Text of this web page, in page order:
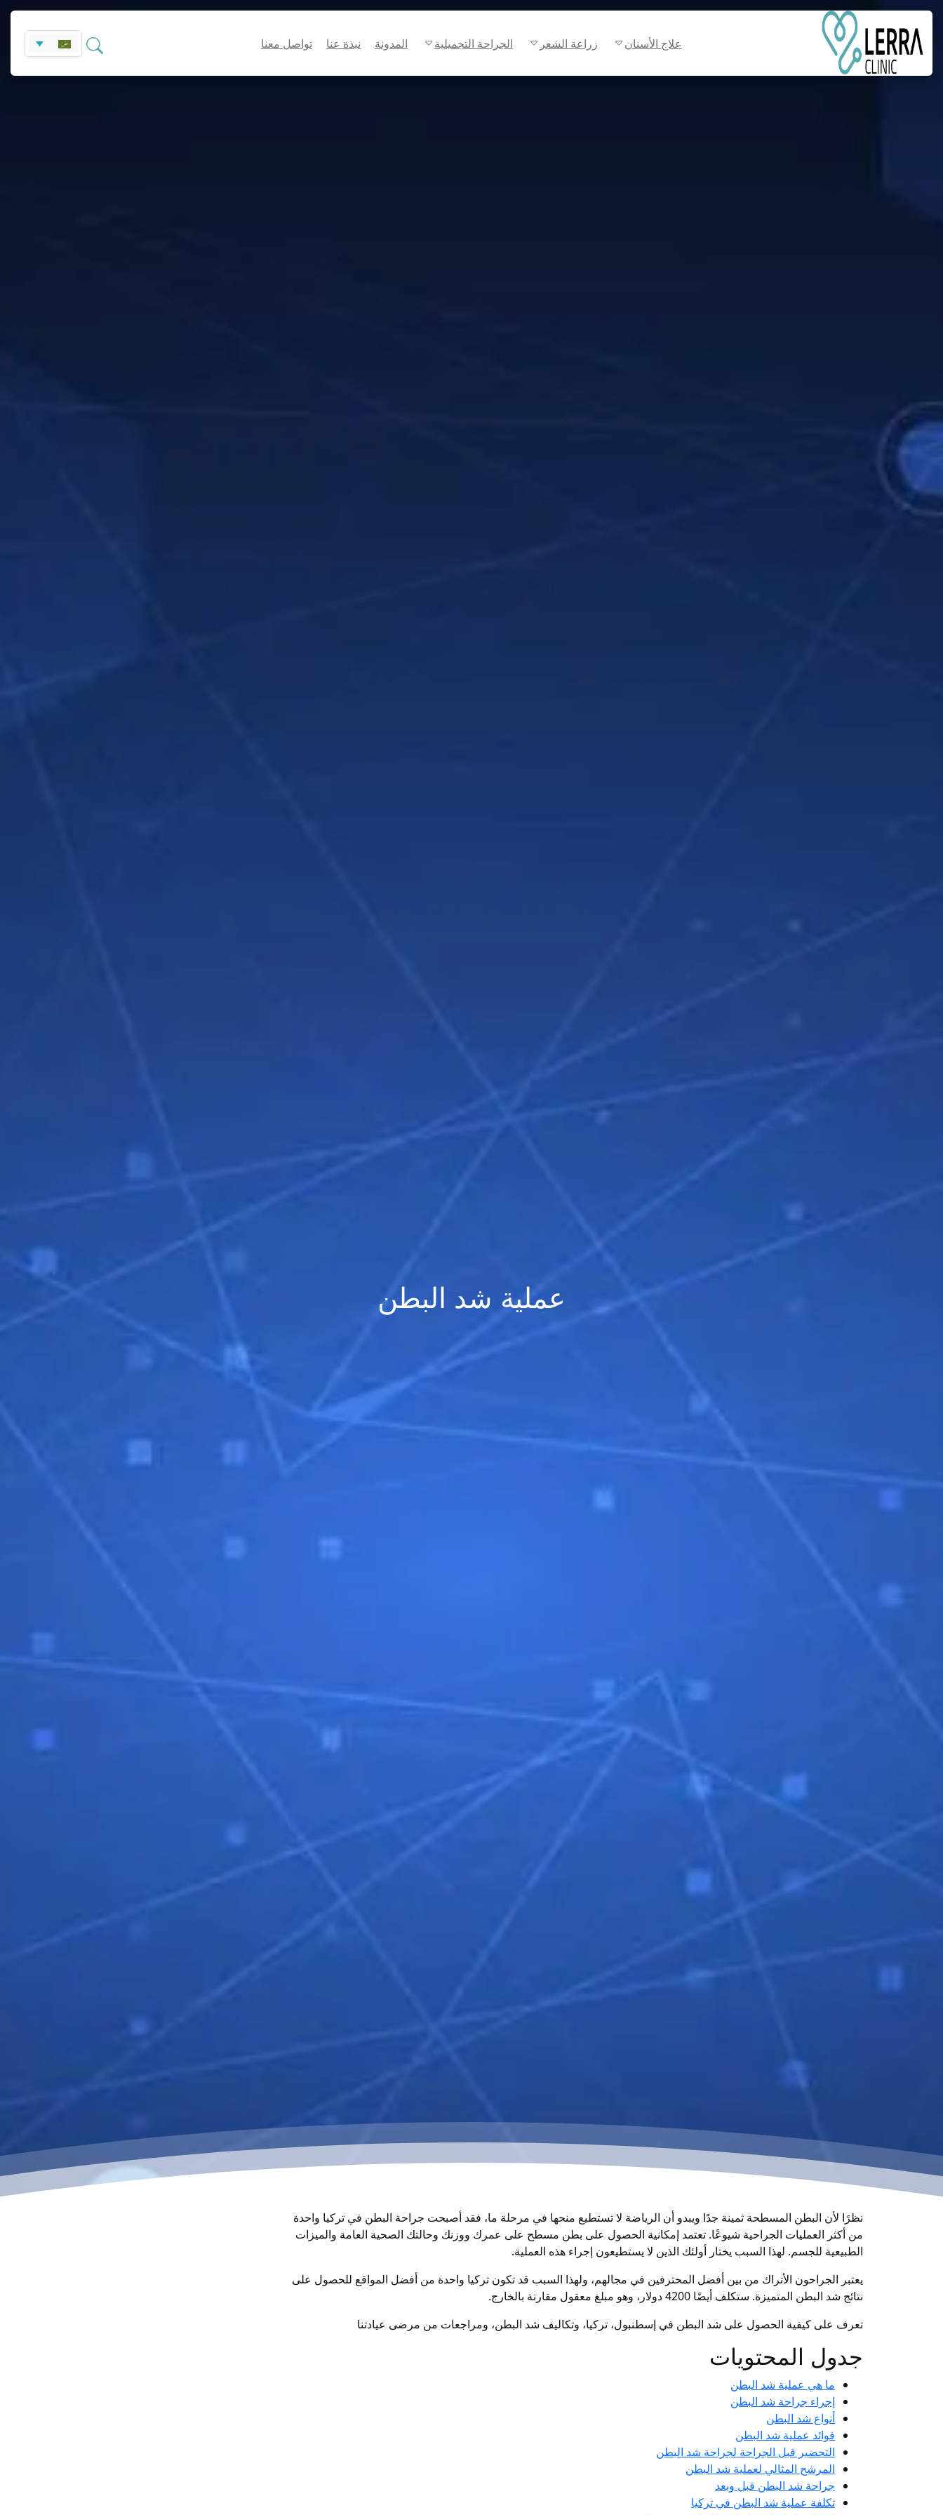
انتقل
المحتوى
علاج الأسنان زراعة الشعر الجراحة التجميلية المدونة نبذة عنا تواصل معنا
عملية شد البطن
نظرًا لأن البطن المسطحة ثمينة جدًا ويبدو أن الرياضة لا تستطيع منحها في مرحلة ما، فقد أصبحت جراحة البطن في تركيا واحدة
من أكثر العمليات الجراحية شيوعًا. تعتمد إمكانية الحصول على بطن مسطح على عمرك ووزنك وحالتك الصحية العامة والميزات
الطبيعية للجسم. لهذا السبب يختار أولئك الذين لا يستطيعون إجراء هذه العملية.
يعتبر الجراحون الأتراك من بين أفضل المحترفين في مجالهم، ولهذا السبب قد تكون تركيا واحدة من أفضل المواقع للحصول على
نتائج شد البطن المتميزة. ستكلف أيضًا 4200 دولار، وهو مبلغ معقول مقارنة بالخارج.
تعرف على كيفية الحصول على شد البطن في إسطنبول، تركيا، وتكاليف شد البطن، ومراجعات من مرضى عيادتنا
جدول المحتويات
ما هي عملية شد البطن
إجراء جراحة شد البطن
أنواع شد البطن
فوائد عملية شد البطن
التحضير قبل الجراحة لجراحة شد البطن
المرشح المثالي لعملية شد البطن
جراحة شد البطن قبل وبعد
تكلفة عملية شد البطن في تركيا